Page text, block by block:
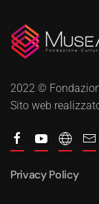
2022 ©
Sito web
Privacy Policy